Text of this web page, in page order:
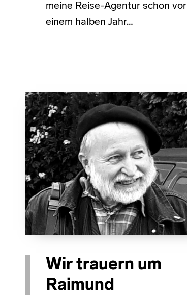
meine Reise-Agentur schon vor
einem halben Jahr…
Wir trauern um
Raimund